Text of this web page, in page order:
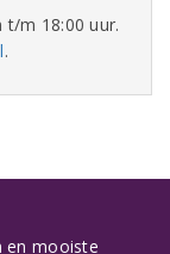
t/m 18:00 uur.
.
en mooiste